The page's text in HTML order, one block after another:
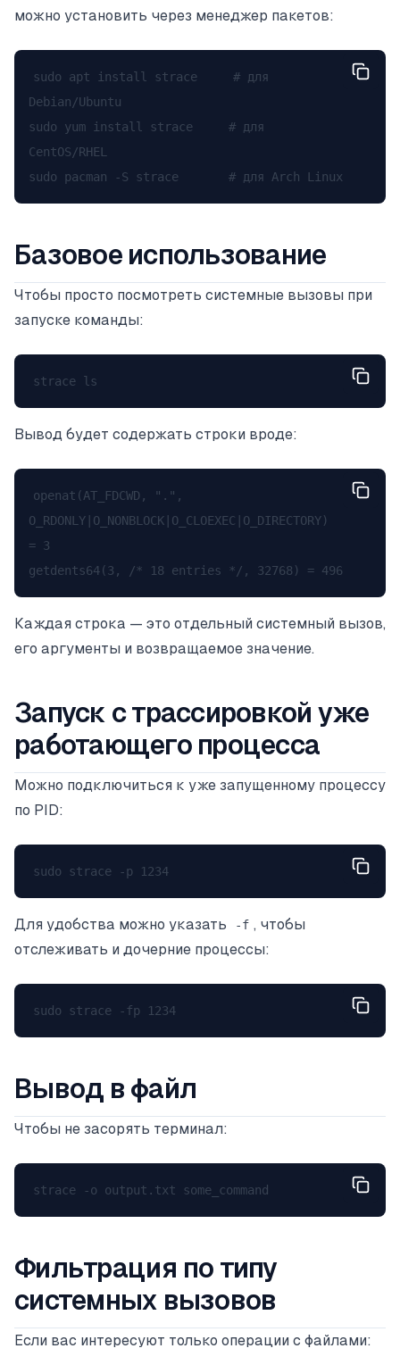
можно установить через менеджер пакетов:
sudo apt install strace     # для
Debian/Ubuntu
sudo yum install strace     # для
CentOS/RHEL
Базовое использование
Чтобы просто посмотреть системные вызовы при
запуске команды:
Вывод будет содержать строки вроде:
openat(AT_FDCWD, ".",
O_RDONLY|O_NONBLOCK|O_CLOEXEC|O_DIRECTORY)
= 3
Каждая строка — это отдельный системный вызов,
его аргументы и возвращаемое значение.
Запуск с трассировкой уже
работающего процесса
Можно подключиться к уже запущенному процессу
по PID:
sudo strace -p 1234
Для удобства можно указать -f , чтобы
отслеживать и дочерние процессы:
sudo strace -fp 1234
Вывод в файл
Чтобы не засорять терминал:
Фильтрация по типу
системных вызовов
Если вас интересуют только операции с файлами: